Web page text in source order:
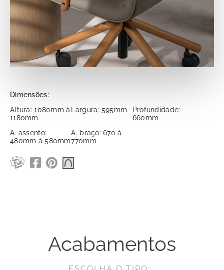
Dimensões:
Altura: 1080mm à
1180mm
Largura: 595mm
Profundidade:
660mm
A. assento:
480mm à 580mm
A. braço: 670 à
770mm
Acabamentos